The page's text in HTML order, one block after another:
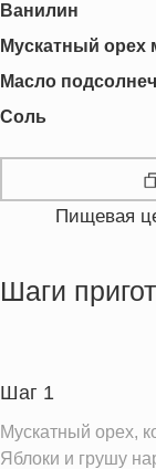
Ванилин
Мускатный орех
Масло
Соль
Пищевая
Жиры
Пищевые волокна
Сахар
Холестерин
Шаги
Шаг 1
Мускатный орех,
Яблоки и грушу